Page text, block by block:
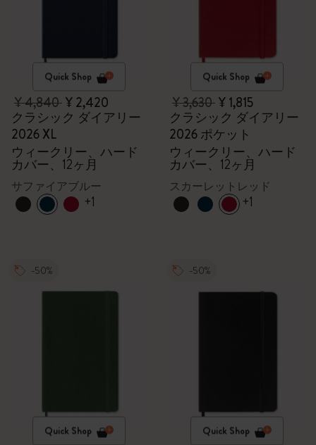
Quick Shop
¥ 4,840¥ 2,420
クラシック ダイアリー
2026 XL
ウィークリー、ハード
カバー、12ヶ月
サファイアブルー
+1
Quick Shop
¥ 3,630¥ 1,815
クラシック ダイアリー
2026 ポケット
ウィークリー、ハード
カバー、12ヶ月
スカーレットレッド
+1
-50%
Quick Shop
-50%
Quick Shop